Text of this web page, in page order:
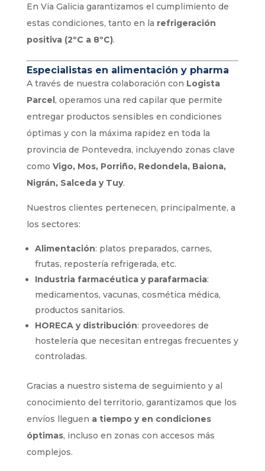
En Via Galicia garantizamos el cumplimiento de
estas condiciones, tanto en la refrigeración
positiva (2ºC a 8ºC).
Especialistas en alimentación y pharma
A través de nuestra colaboración con Logista
Parcel, operamos una red capilar que permite
entregar productos sensibles en condiciones
óptimas y con la máxima rapidez en toda la
provincia de Pontevedra, incluyendo zonas clave
como Vigo, Mos, Porriño, Redondela, Baiona,
Nigrán, Salceda y Tuy.
Nuestros clientes pertenecen, principalmente, a
los sectores:
Alimentación: platos preparados, carnes,
frutas, repostería refrigerada, etc.
Industria farmacéutica y parafarmacia:
medicamentos, vacunas, cosmética médica,
productos sanitarios.
HORECA y distribución: proveedores de
hostelería que necesitan entregas frecuentes y
controladas.
Gracias a nuestro sistema de seguimiento y al
conocimiento del territorio, garantizamos que los
envíos lleguen a tiempo y en condiciones
óptimas, incluso en zonas con accesos más
complejos.